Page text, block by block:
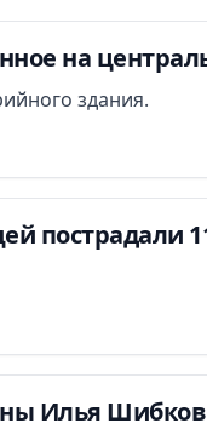
на
здания.
пострадали
Илья Шибков